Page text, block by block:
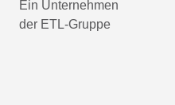
Ein Unternehmen
der ETL-Gruppe